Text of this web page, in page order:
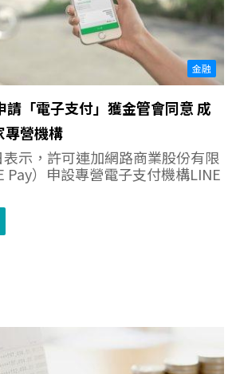
金融
請「電子支付」獲金管會同意 成
專營機構
示，許可連加網路商業股份有限
Pay）申設專營電子支付機構LINE